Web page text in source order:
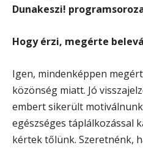
Dunakeszi!
Hogy érzi, megérte
Igen, mindenképpen
közönség miatt. Jó
embert sikerült
egészséges táplálkozással
kértek tőlünk. Szeretnénk,